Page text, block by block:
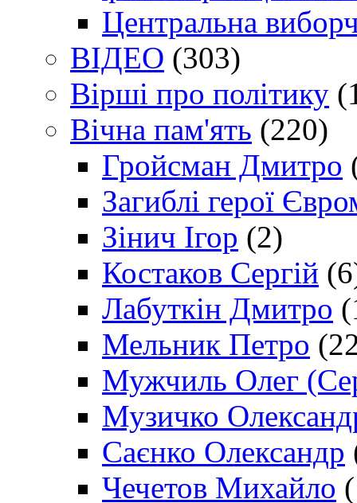
Центральна
ВІДЕО (303)
Вірші про політику
Вічна пам'ять (220)
Гройсман Дмитро
Загиблі герої
Зінич Ігор (2)
Костаков Сергій
Лабуткін Дмитро
Мельник Петро
Мужчиль Олег
Музичко
Саєнко Олександр
Чечетов Михайло